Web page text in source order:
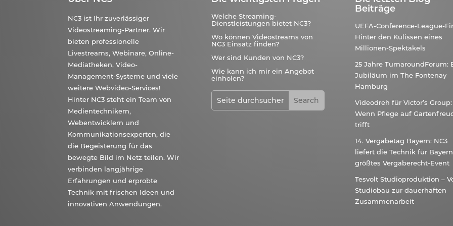
NC3 ist Ihr zuverlässiger
Videostreaming-Partner. Wir
bieten professionelle
Livestreams, Webinare, Online-
Mediatheken, Video-
Management-Systeme und viele
weitere Webvideo-Services!
Hinter NC3 steht ein Team von
Medientechnikern,
Webentwicklern und
Kommunikationsexperten, die
die Begeisterung für das
bewegte Bild im Netz teilen. Wir
verbinden langjährige
Erfahrungen und erprobte
Technik mit frischen Ideen und
innovativen Anwendungen.
Welche Streaming-
Dienstleistungen bietet NC3?
Wo können Videostreams von
NC3 Einsatz finden?
Wer sind Kunden von NC3?
Wie kann ich mir ein Angebot
einholen?
Beiträge
UEFA-Conference-League-
Hinter den Kulissen eines
Millionen-Spektakels
25 Jahre TurnaroundForum:
Jubiläum im The Fontenay
Hamburg
Videodreh für Victor’s Group:
Wenn Pflege auf
trifft
14. Vergabetag Bayern: NC3
liefert die Technik für
größtes Vergaberecht-Event
Tesvolt Studioproduktion –
Studiobau zur dauerhaften
Zusammenarbeit